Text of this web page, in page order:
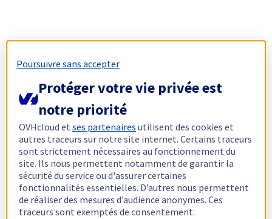
Poursuivre sans accepter
Protéger votre vie privée est
notre priorité
OVHcloud etses partenaires utilisent des cookies et
autres traceurs sur notre site internet. Certains traceurs
sont strictement nécessaires au fonctionnement du
site. Ils nous permettent notamment de garantir la
sécurité du service ou d'assurer certaines
fonctionnalités essentielles. D’autres nous permettent
de réaliser des mesures d’audience anonymes. Ces
traceurs sont exemptés de consentement.